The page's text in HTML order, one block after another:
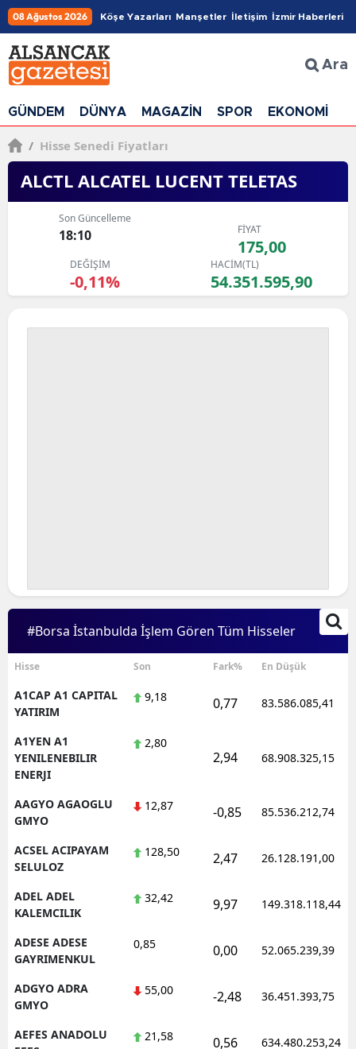
08 Ağustos 2026 Köşe Yazarları Manşetler İletişim İzmir Haberleri
Ara
GÜNDEM DÜNYA MAGAZİN SPOR EKONOMİ
/ Hisse Senedi Fiyatları
ALCTL ALCATEL LUCENT TELETAS
Son Güncelleme
18:10 FİYAT
175,00
DEĞİŞİM
-0,11%
HACİM(TL)
54.351.595,90
#Borsa İstanbulda İşlem Gören Tüm Hisseler
Hisse Son Fark% En Düşük
A1CAP A1 CAPITAL
YATIRIM
9,18 0,77 83.586.085,41
A1YEN A1
YENILENEBILIR
ENERJI
2,80
2,94 68.908.325,15
AAGYO AGAOGLU
GMYO
12,87 -0,85 85.536.212,74
ACSEL ACIPAYAM
SELULOZ
128,50 2,47 26.128.191,00
ADEL ADEL
KALEMCILIK
32,42 9,97 149.318.118,44
ADESE ADESE
GAYRIMENKUL
0,85 0,00 52.065.239,39
ADGYO ADRA
GMYO
55,00 -2,48 36.451.393,75
AEFES ANADOLU
21,58 0,56 634.480.253,24